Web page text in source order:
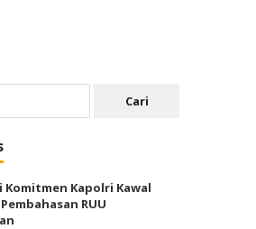
Komitmen Kapolri Kawal
RUU